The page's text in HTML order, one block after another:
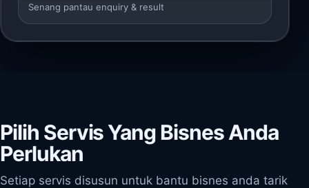
Senang pantau enquiry & result
Pilih Servis Yang Bisnes Anda
Perlukan
Setiap servis disusun untuk bantu bisnes anda tarik